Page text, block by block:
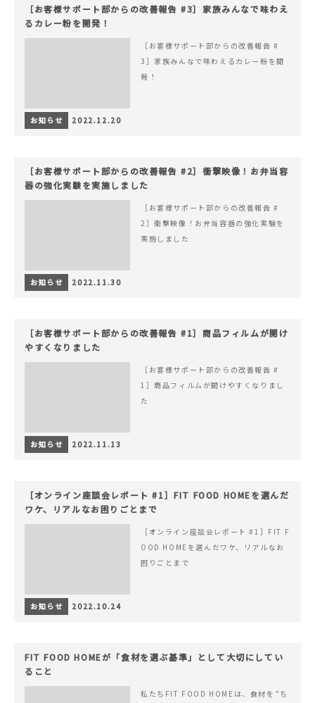
［お客様サポート部からの改善報告 #3］家族みんなで味わえ
るカレー粉を開発！
［お客様サポート部からの改善報告 #
3］家族みんなで味わえるカレー粉を開
発！
お知らせ 2022.12.20
［お客様サポート部からの改善報告 #2］衝撃映像！お弁当容
器の強化実験を実施しました
［お客様サポート部からの改善報告 #
2］衝撃映像！お弁当容器の強化実験を
実施しました
お知らせ 2022.11.30
［お客様サポート部からの改善報告 #1］商品フィルムが開け
やすくなりました
［お客様サポート部からの改善報告 #
1］商品フィルムが開けやすくなりまし
た
お知らせ 2022.11.13
［オンライン座談会レポート #1］FIT FOOD HOMEを選んだ
ワケ、リアルなお困りごとまで
［オンライン座談会レポート #1］FIT F
OOD HOMEを選んだワケ、リアルなお
困りごとまで
お知らせ 2022.10.24
FIT FOOD HOMEが「食材を選ぶ基準」として大切にしてい
ること
私たちFIT FOOD HOMEは、食材を”ち